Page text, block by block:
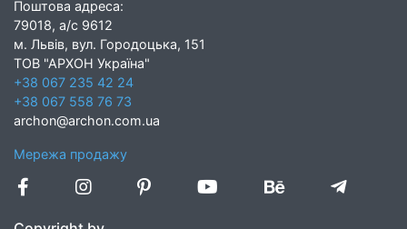
Поштова адреса:
79018, а/с 9612
м. Львів, вул. Городоцька, 151
ТОВ "АРХОН Україна"
+38 067 235 42 24
+38 067 558 76 73
archon@archon.com.ua
Мережа продажу